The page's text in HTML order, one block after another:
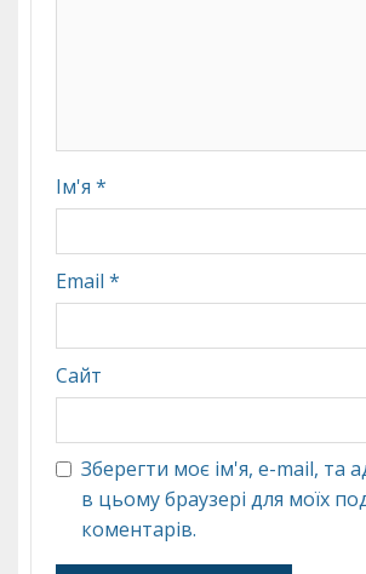
Ім'я *
Email *
Сайт
Зберегти моє ім'я, e-mail, та
в цьому браузері для моїх
коментарів.